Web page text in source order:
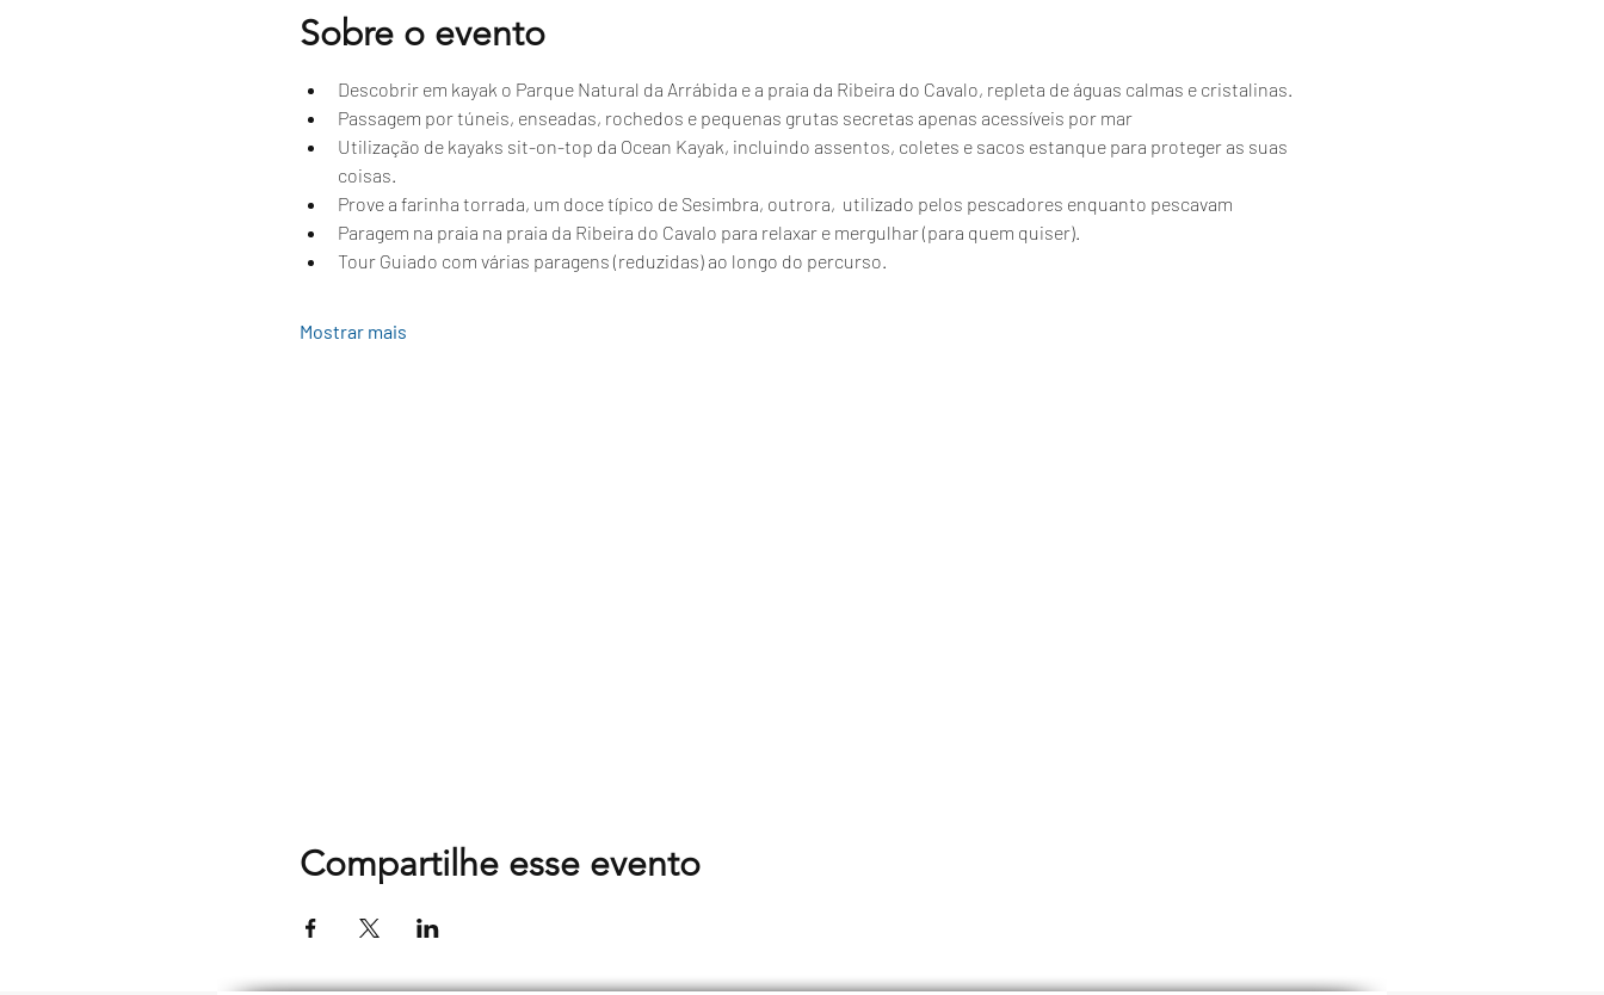
Sobre o evento
Descobrir em kayak o Parque Natural da Arrábida e a praia da Ribeira do Cavalo, repleta de águas calmas e cristalinas.
Passagem por túneis, enseadas, rochedos e pequenas grutas secretas apenas acessíveis por mar
Utilização de kayaks sit-on-top da Ocean Kayak, incluindo assentos, coletes e sacos estanque para proteger as suas
coisas.
Prove a farinha torrada, um doce típico de Sesimbra, outrora,  utilizado pelos pescadores enquanto pescavam
Paragem na praia na praia da Ribeira do Cavalo para relaxar e mergulhar (para quem quiser).
Tour Guiado com várias paragens (reduzidas) ao longo do percurso.
Mostrar mais
Compartilhe esse evento